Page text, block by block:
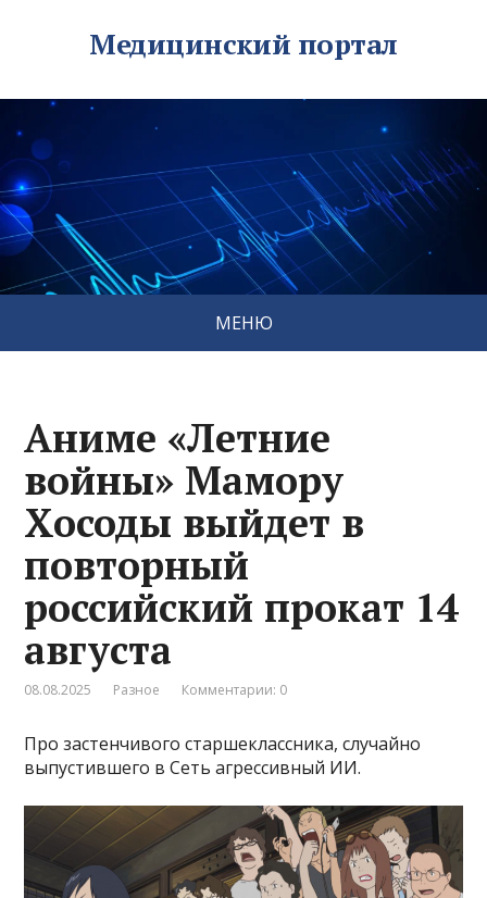
Медицинский портал
МЕНЮ
Аниме «Летние
войны» Мамору
Хосоды выйдет в
повторный
российский прокат 14
августа
08.08.2025 Разное Комментарии: 0
Про застенчивого старшеклассника, случайно
выпустившего в Сеть агрессивный ИИ.